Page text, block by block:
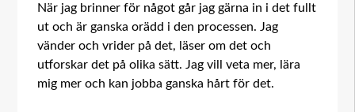
När jag brinner för något går jag gärna in i det fullt
ut och är ganska orädd i den processen. Jag
vänder och vrider på det, läser om det och
utforskar det på olika sätt. Jag vill veta mer, lära
mig mer och kan jobba ganska hårt för det.